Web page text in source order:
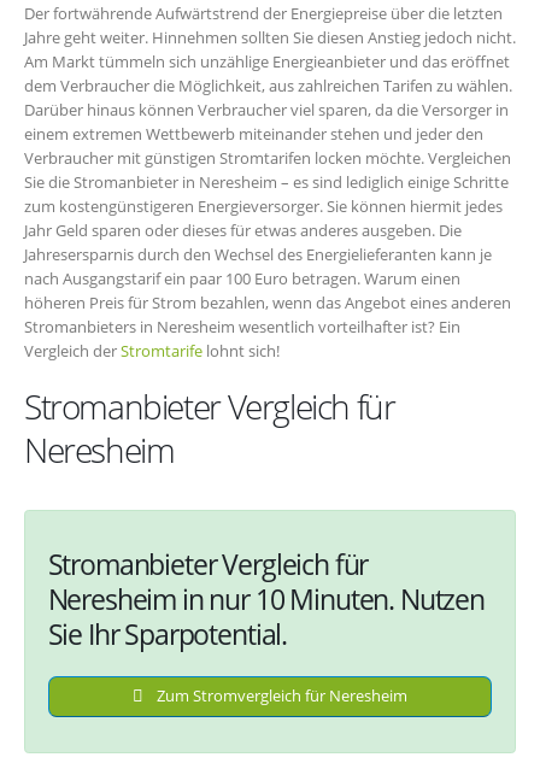
Der fortwährende Aufwärtstrend der Energiepreise über die letzten
Jahre geht weiter. Hinnehmen sollten Sie diesen Anstieg jedoch nicht.
Am Markt tümmeln sich unzählige Energieanbieter und das eröffnet
dem Verbraucher die Möglichkeit, aus zahlreichen Tarifen zu wählen.
Darüber hinaus können Verbraucher viel sparen, da die Versorger in
einem extremen Wettbewerb miteinander stehen und jeder den
Verbraucher mit günstigen Stromtarifen locken möchte. Vergleichen
Sie die Stromanbieter in Neresheim – es sind lediglich einige Schritte
zum kostengünstigeren Energieversorger. Sie können hiermit jedes
Jahr Geld sparen oder dieses für etwas anderes ausgeben. Die
Jahresersparnis durch den Wechsel des Energielieferanten kann je
nach Ausgangstarif ein paar 100 Euro betragen. Warum einen
höheren Preis für Strom bezahlen, wenn das Angebot eines anderen
Stromanbieters in Neresheim wesentlich vorteilhafter ist? Ein
Vergleich derStromtarife lohnt sich!
Stromanbieter Vergleich für
Neresheim
Stromanbieter Vergleich für
Neresheim in nur 10 Minuten. Nutzen
Sie Ihr Sparpotential.
Zum Stromvergleich für Neresheim